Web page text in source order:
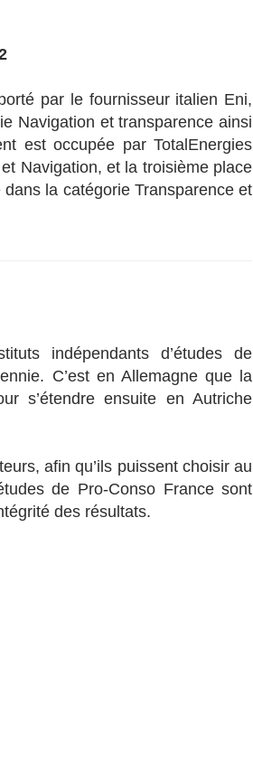
par le fournisseur italien Eni,
Navigation et transparence ainsi
est occupée par TotalEnergies
Navigation, et la troisième place
la catégorie Transparence et
indépendants d’études de
C’est en Allemagne que la
s’étendre ensuite en Autriche
afin qu’ils puissent choisir au
de Pro-Conso France sont
des résultats.